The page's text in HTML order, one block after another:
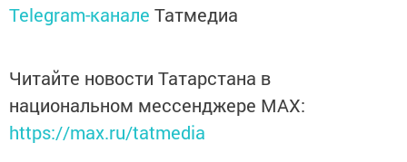
Telegram-канале Татмедиа
Читайте новости Татарстана в
национальном мессенджере MАХ:
https://max.ru/tatmedia